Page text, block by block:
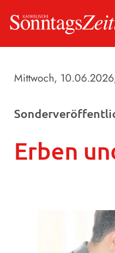
Mittwoch, 10.06.2026
Erben